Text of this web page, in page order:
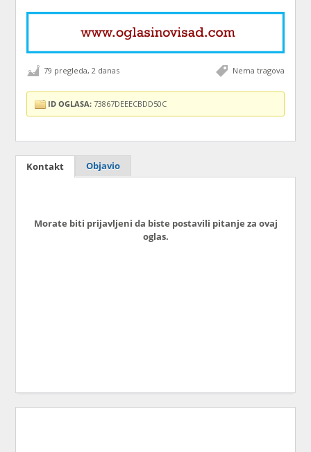
Nema tragova
79 pregleda, 2 danas
ID OGLASA: 73867DEEECBDD50C
Kontakt Objavio
Morate biti prijavljeni da biste postavili pitanje za ovaj
oglas.